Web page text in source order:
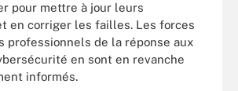
pour mettre à jour leurs
en corriger les failles. Les forces
professionnels de la réponse aux
en sont en revanche
informés.